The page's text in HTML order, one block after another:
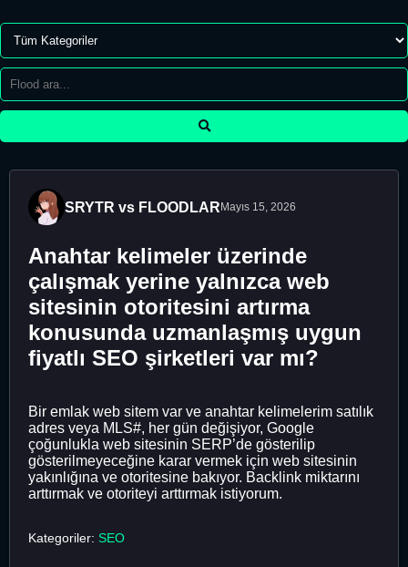
SRYTR vs FLOODLAR Mayıs 15, 2026
Anahtar kelimeler üzerinde
çalışmak yerine yalnızca web
sitesinin otoritesini artırma
konusunda uzmanlaşmış uygun
fiyatlı SEO şirketleri var mı?
Bir emlak web sitem var ve anahtar kelimelerim satılık
adres veya MLS#, her gün değişiyor, Google
çoğunlukla web sitesinin SERP’de gösterilip
gösterilmeyeceğine karar vermek için web sitesinin
yakınlığına ve otoritesine bakıyor. Backlink miktarını
arttırmak ve otoriteyi arttırmak istiyorum.
Kategoriler: SEO